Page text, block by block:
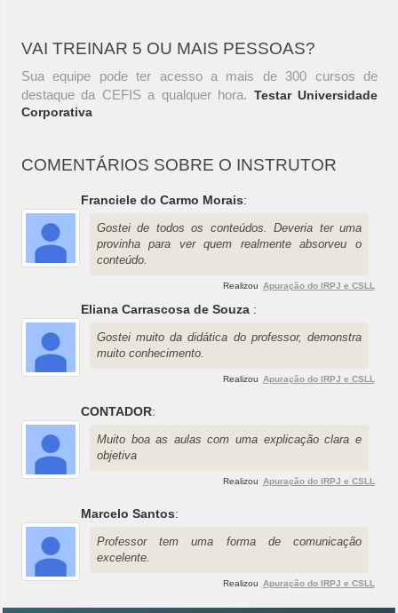
VAI TREINAR 5 OU MAIS PESSOAS?
Sua equipe pode ter acesso a mais de 300 cursos de
destaque da CEFIS a qualquer hora. Testar Universidade
Corporativa
COMENTÁRIOS SOBRE O INSTRUTOR
Franciele do Carmo Morais:
Gostei de todos os conteúdos. Deveria ter uma
provinha para ver quem realmente absorveu o
conteúdo.
Realizou Apuração do IRPJ e CSLL
Eliana Carrascosa de Souza :
Gostei muito da didática do professor, demonstra
muito conhecimento.
Realizou Apuração do IRPJ e CSLL
CONTADOR:
Muito boa as aulas com uma explicação clara e
objetiva
Realizou Apuração do IRPJ e CSLL
Marcelo Santos:
Professor tem uma forma de comunicação
excelente.
Realizou Apuração do IRPJ e CSLL